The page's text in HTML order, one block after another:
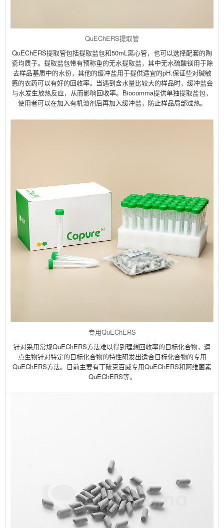
QuEChERS提取管
QuEChERS提取管包括提取盐包和50mL离心管，也可以选择配套的陶
瓷均质子。提取盐包带有预称重的无水提取盐，其中无水硫酸镁用于除
去样品基质中的水份，其他的缓冲盐用于提供适宜的pH,保证些对碱敏
感的农药可以有好的回收率。当遇到含水量比较大的样品时，缓冲盐会
与水发生放热反应，从而影响回收率。Biocomma提供单独提取盐包，
使用者可以在加入有机溶剂后再加入缓冲盐，防止样品局部过热。
专用QuEChERS
针对采用常规QuEChERS方法难以得到理想回收率的目标化合物，逗
点生物针对特定的目标化合物的特性研发出适合目标化合物的专用
QuEChERS方法。目前主要有丁硫克百威专用QuEChERS和阿维菌素
QuEChERS等。